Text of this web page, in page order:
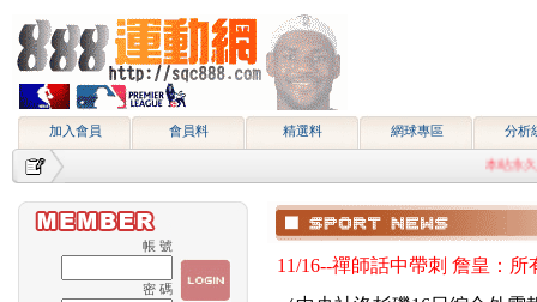
加入會員 會員料 精選料 網球專區 分析
本站永久
帳 號
密 碼
11/16--禪師話中帶刺 詹皇：所